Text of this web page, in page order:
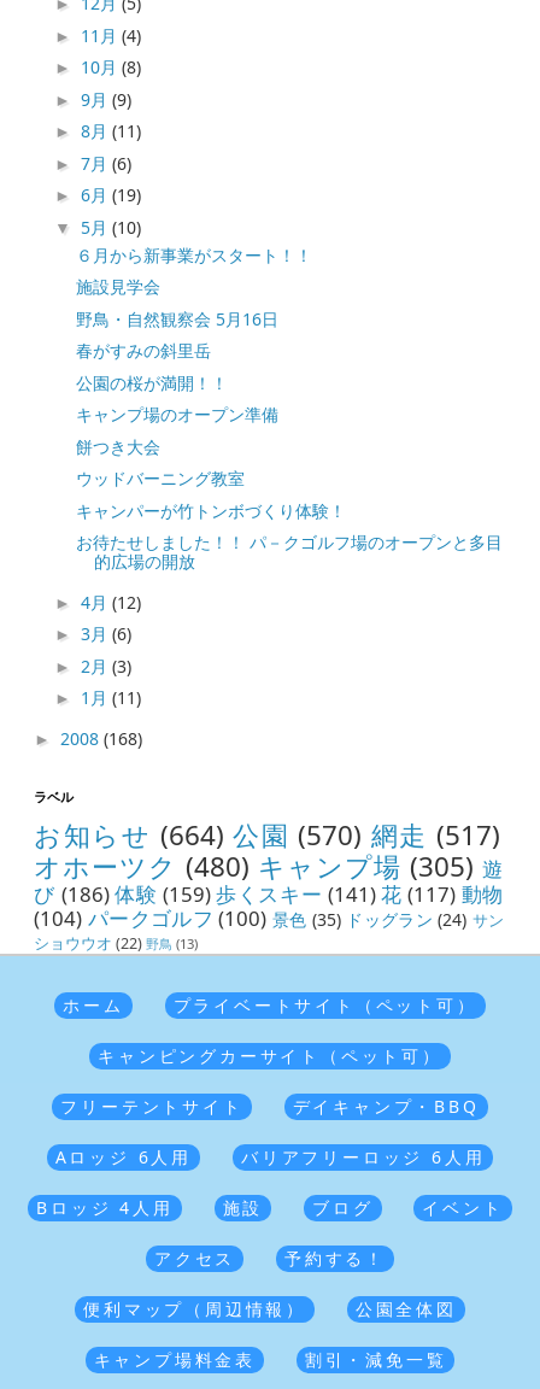
► 11月(4)
► 10月(8)
►9月(9)
►8月(11)
►7月(6)
►6月(19)
▼ 5月(10)
６月から新事業がスタート！！
施設見学会
野鳥・自然観察会 5月16日
春がすみの斜里岳
公園の桜が満開！！
キャンプ場のオープン準備
餅つき大会
ウッドバーニング教室
キャンパーが竹トンボづくり体験！
お待たせしました！！ パ－クゴルフ場のオープンと多目
的広場の開放
►4月(12)
►3月(6)
► 2月(3)
► 1月(11)
► 2008(168)
ラベル
お知らせ (664) 公園 (570) 網走 (517)
オホーツク (480) キャンプ場 (305) 遊
び (186)体験 (159)歩くスキー (141)花 (117) 動物
(104) パークゴルフ (100) 景色 (35) ドッグラン (24) サン
ショウウオ (22) 野鳥 (13)
ホーム プライベートサイト（ペット可）
キャンピングカーサイト（ペット可）
フリーテントサイト デイキャンプ・BBQ
Aロッジ 6人用 バリアフリーロッジ 6人用
Bロッジ 4人用 施設 ブログ イベント
アクセス 予約する！
便利マップ（周辺情報） 公園全体図
キャンプ場料金表 割引・減免一覧